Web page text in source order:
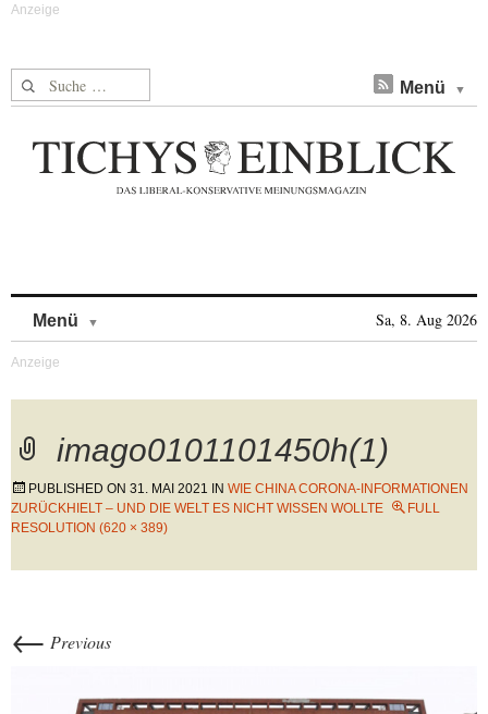
Suche nach: Menü
Menü Sa, 8. Aug 2026
imago0101101450h(1)
PUBLISHED ON 31. MAI 2021 IN WIE CHINA CORONA-INFORMATIONEN
ZURÜCKHIELT – UND DIE WELT ES NICHT WISSEN WOLLTE
FULL
RESOLUTION (620 × 389)
← Previous